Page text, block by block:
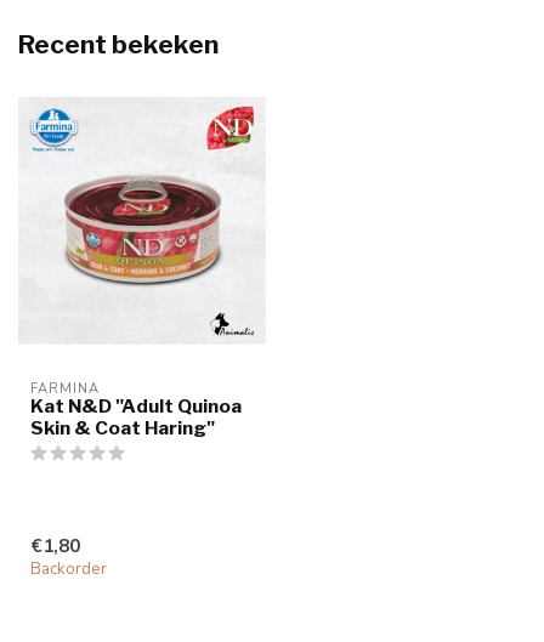
Recent bekeken
FARMINA
Kat N&D "Adult Quinoa
Skin & Coat Haring"
€1,80
Backorder